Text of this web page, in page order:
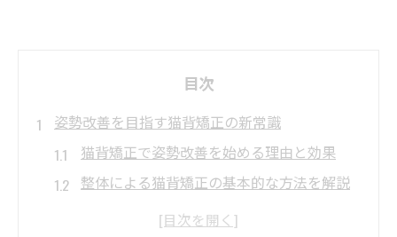
目次
姿勢改善を目指す猫背矯正の新常識
猫背矯正で姿勢改善を始める理由と効果
整体による猫背矯正の基本的な方法を解説
猫背矯正で肩こりや腰痛を予防するポイン